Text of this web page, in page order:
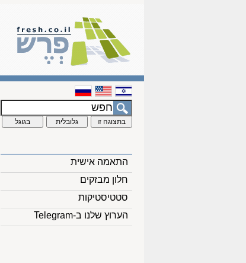
התאמה אישית
חלון מבזקים
סטטיסטיקות
הערוץ שלנו ב-Telegram